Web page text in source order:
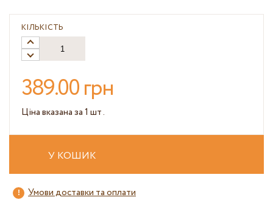
КІЛЬКІСТЬ
389.00 грн
Ціна вказана за 1 шт .
У КОШИК
Умови доставки та оплати